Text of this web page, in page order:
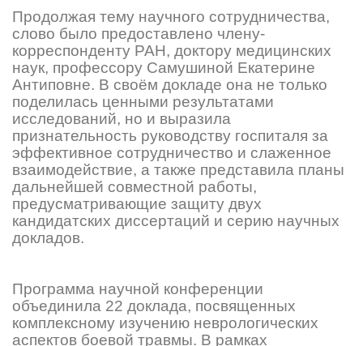
Продолжая тему научного сотрудничества,
слово было предоставлено члену-
корреспонденту РАН, доктору медицинских
наук, профессору Самушиной Екатерине
Антиповне. В своём докладе она не только
поделилась ценными результатами
исследований, но и выразила
признательность руководству госпиталя за
эффективное сотрудничество и слаженное
взаимодействие, а также представила планы
дальнейшей совместной работы,
предусматривающие защиту двух
кандидатских диссертаций и серию научных
докладов.
Программа научной конференции
объединила 22 доклада, посвященных
комплексному изучению неврологических
аспектов боевой травмы. В рамках